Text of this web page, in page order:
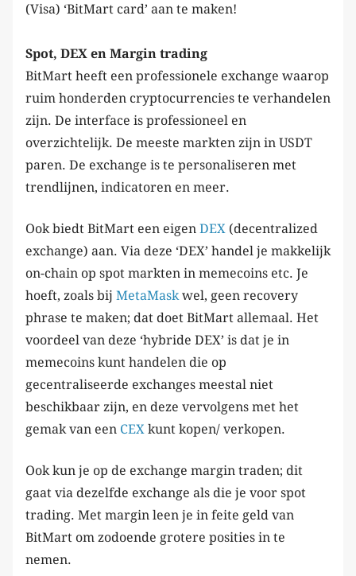
(Visa) ‘BitMart card’ aan te maken!
Spot, DEX en Margin trading
BitMart heeft een professionele exchange waarop
ruim honderden cryptocurrencies te verhandelen
zijn. De interface is professioneel en
overzichtelijk. De meeste markten zijn in USDT
paren. De exchange is te personaliseren met
trendlijnen, indicatoren en meer.
Ook biedt BitMart een eigen DEX (decentralized
exchange) aan. Via deze ‘DEX’ handel je makkelijk
on-chain op spot markten in memecoins etc. Je
hoeft, zoals bij MetaMask wel, geen recovery
phrase te maken; dat doet BitMart allemaal. Het
voordeel van deze ‘hybride DEX’ is dat je in
memecoins kunt handelen die op
gecentraliseerde exchanges meestal niet
beschikbaar zijn, en deze vervolgens met het
gemak van een CEX kunt kopen/ verkopen.
Ook kun je op de exchange margin traden; dit
gaat via dezelfde exchange als die je voor spot
trading. Met margin leen je in feite geld van
BitMart om zodoende grotere posities in te
nemen.